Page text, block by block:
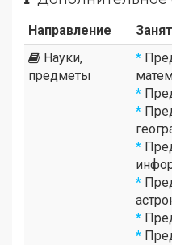
Направление
Науки,
предметы
*
*
*
*
*
*
*